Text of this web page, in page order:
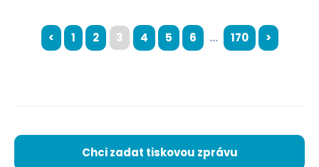
< 1 2 3 4 5 6 ... 170 >
Chci zadat tiskovou zprávu